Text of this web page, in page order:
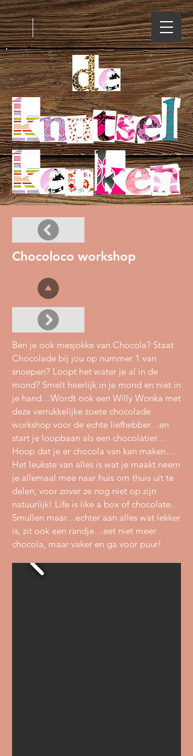
Chocoloco workshop
Ben je ook mesjokke van Chocola? Staat
Chocolade bij jou op nummer 1 van
snoepen? Loopt het water je al in de
mond? Smelt heerlijk in je mond en niet in
je hand…Wordt ook een Willy Wonka met
deze verrukkelijke zoete chocolade
workshop voor de echte liefhebber…en
start je loopbaan als een chocolatier…
Hoop dat je er chocola van kan maken…
Het leukste van alles is wat je maakt neem
je allemaal mee naar huis om thuis uit te
delen, voor zover ze nog niet op zijn
natuurlijk! Life is like a box of chocolate…
Smullen maar…echter aan alles wat lekker
is, zit ook een randje…eet niet meer
chocola, maar vaker en ga voor puur!